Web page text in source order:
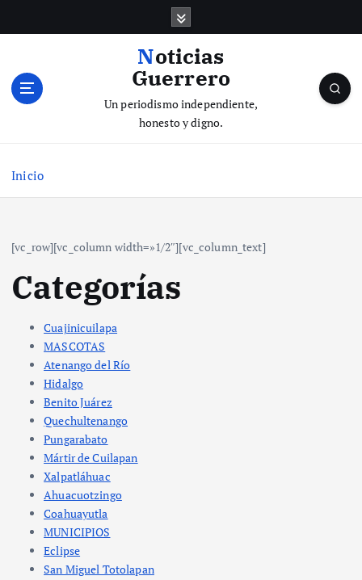
n
Noticias
Guerrero
Un periodismo independiente,
honesto y digno.
Inicio
[vc_row][vc_column width=»1/2″][vc_column_text]
Categorías
Cuajinicuilapa
MASCOTAS
Atenango del Río
Hidalgo
Benito Juárez
Quechultenango
Pungarabato
Mártir de Cuilapan
Xalpatláhuac
Ahuacuotzingo
Coahuayutla
MUNICIPIOS
Eclipse
San Miguel Totolapan